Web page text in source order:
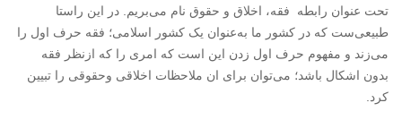
تحت عنوان رابطه ‌ فقه، اخلاق و حقوق نام می‌بریم. در این راستا
طبیعی‌ست که در کشور ما به‌عنوان یک کشور اسلامی؛ فقه حرف اول را
می‌زند و مفهوم حرف اول زدن این است که امری را که ازنظر فقه
بدون اشکال باشد؛ می‌توان برای ان ملاحظات اخلاقی وحقوقی را تبیین
کرد.